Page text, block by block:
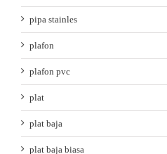
pipa stainles
plafon
plafon pvc
plat
plat baja
plat baja biasa